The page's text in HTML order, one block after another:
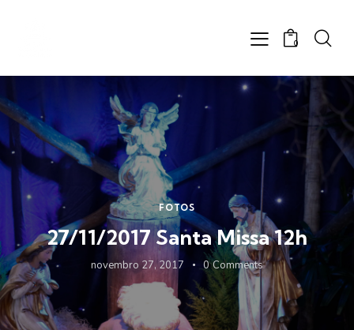
0
FOTOS
27/11/2017 Santa Missa 12h
novembro 27, 2017 0 Comments